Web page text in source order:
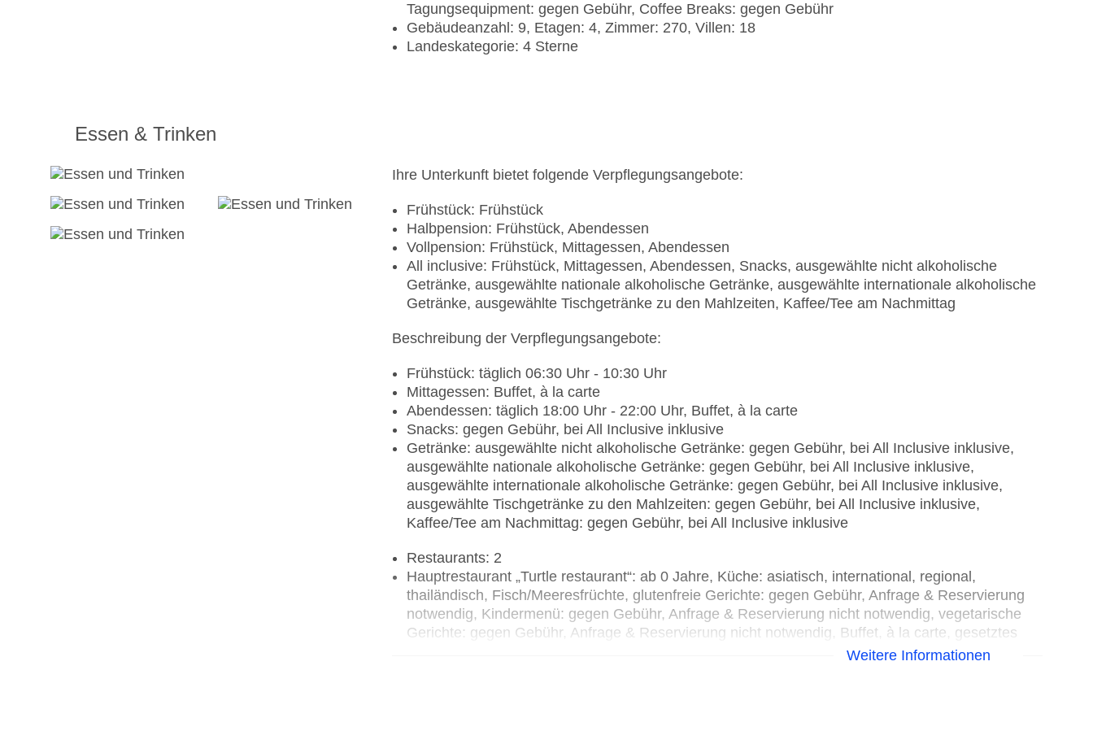
Tagungsequipment: gegen Gebühr, Coffee Breaks: gegen Gebühr
Gebäudeanzahl: 9, Etagen: 4, Zimmer: 270, Villen: 18
Landeskategorie: 4 Sterne
Essen & Trinken
Ihre Unterkunft bietet folgende Verpflegungsangebote:
Frühstück: Frühstück
Halbpension: Frühstück, Abendessen
Vollpension: Frühstück, Mittagessen, Abendessen
All inclusive: Frühstück, Mittagessen, Abendessen, Snacks, ausgewählte nicht alkoholische
Getränke, ausgewählte nationale alkoholische Getränke, ausgewählte internationale alkoholische
Getränke, ausgewählte Tischgetränke zu den Mahlzeiten, Kaffee/Tee am Nachmittag
Beschreibung der Verpflegungsangebote:
Frühstück: täglich 06:30 Uhr - 10:30 Uhr
Mittagessen: Buffet, à la carte
Abendessen: täglich 18:00 Uhr - 22:00 Uhr, Buffet, à la carte
Snacks: gegen Gebühr, bei All Inclusive inklusive
Getränke: ausgewählte nicht alkoholische Getränke: gegen Gebühr, bei All Inclusive inklusive,
ausgewählte nationale alkoholische Getränke: gegen Gebühr, bei All Inclusive inklusive,
ausgewählte internationale alkoholische Getränke: gegen Gebühr, bei All Inclusive inklusive,
ausgewählte Tischgetränke zu den Mahlzeiten: gegen Gebühr, bei All Inclusive inklusive,
Kaffee/Tee am Nachmittag: gegen Gebühr, bei All Inclusive inklusive
Restaurants: 2
Hauptrestaurant „Turtle restaurant“: ab 0 Jahre, Küche: asiatisch, international, regional,
thailändisch, Fisch/Meeresfrüchte, glutenfreie Gerichte: gegen Gebühr, Anfrage & Reservierung
notwendig, Kindermenü: gegen Gebühr, Anfrage & Reservierung nicht notwendig, vegetarische
Gerichte: gegen Gebühr, Anfrage & Reservierung nicht notwendig, Buffet, à la carte, gesetztes
Menü, Anfrage & Reservierung nicht notwendig, gegen Gebühr, Januar - Dezember, täglich 06:30
Weitere Informationen